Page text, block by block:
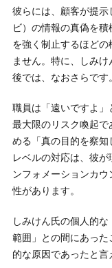
彼らには、顧客が提示
ビ）の情報の真偽を
を強く制止するほど
ません。特に、しみ
後では、なおさらです
職員は「遠いですよ
最大限のリスク喚起
める「真の目的を察
レベルの対応は、彼
ンフォメーションカ
性があります。
しみけん氏の個人的
範囲」との間にあっ
的な原因であったと言